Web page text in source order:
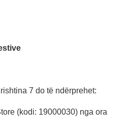
7 do të ndërprehet:
(kodi: 19000030) nga ora